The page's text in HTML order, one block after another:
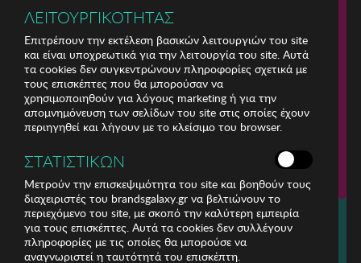
Για τηλεφωνικές παραγγελίες καλέστε
211 18 94 400
(Δευτέρα έως Παρασκευή 9:30 - 14:30 & 24ώρες Φωνητική Πύλη)
ΛΕΙΤΟΥΡΓΙΚΟΤΗΤΑΣ
Επιτρέπουν την εκτέλεση βασικών λειτουργιών του site
και είναι υποχρεωτικά για την λειτουργία του site. Αυτά
τα cookies δεν συγκεντρώνουν πληροφορίες σχετικά με
τους επισκέπτες που θα μπορούσαν να
χρησιμοποιηθούν για λόγους marketing ή για την
απομνημόνευση των σελίδων του site στις οποίες έχουν
περιηγηθεί και λήγουν με το κλείσιμο του browser.
ΣΤΑΤΙΣΤΙΚΩΝ
Μετρούν την επισκεψιμότητα του site και βοηθούν τους
διαχειριστές του brandsgalaxy.gr να βελτιώνουν το
περιεχόμενο του site, με σκοπό την καλύτερη εμπειρία
για τους επισκέπτες. Αυτά τα cookies δεν συλλέγουν
πληροφορίες με τις οποίες θα μπορούσε να
αναγνωριστεί η ταυτότητά του επισκέπτη.